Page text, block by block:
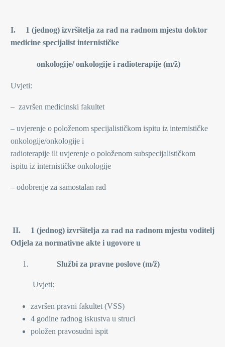
I. 1 (jednog) izvršitelja za rad na radnom mjestu doktor
medicine specijalist internističke
onkologije/ onkologije i radioterapije (m/ž)
Uvjeti:
– završen medicinski fakultet
– uvjerenje o položenom specijalističkom ispitu iz internističke
onkologije/onkologije i
radioterapije ili uvjerenje o položenom subspecijalističkom
ispitu iz internističke onkologije
– odobrenje za samostalan rad
II. 1 (jednog) izvršitelja za rad na radnom mjestu voditelj
Odjela za normativne akte i ugovore u
Službi za pravne poslove (m/ž)
Uvjeti:
završen pravni fakultet (VSS)
4 godine radnog iskustva u struci
položen pravosudni ispit